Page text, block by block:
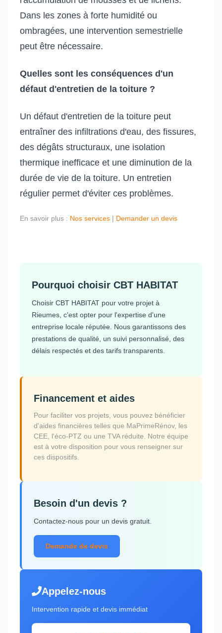
Dans les zones à forte humidité ou
ombragées, une intervention semestrielle
peut être nécessaire.
Quelles sont les conséquences d'un
défaut d'entretien de la toiture ?
Un défaut d'entretien de la toiture peut
entraîner des infiltrations d'eau, des fissures,
des dégâts structuraux, une isolation
thermique inefficace et une diminution de la
durée de vie de la toiture. Un entretien
régulier permet d'éviter ces problèmes.
En savoir plus : Nos services | Demander un devis
Pourquoi choisir CBT HABITAT
Choisir CBT HABITAT pour votre projet à
Rieumes, c'est opter pour l'expertise d'une
entreprise locale réputée. Nous garantissons des
prestations de qualité, un suivi personnalisé, des
délais respectés et des tarifs transparents.
Financement et aides
Pour faciliter vos projets, vous pouvez bénéficier
d'aides financières telles que MaPrimeRénov, les
CEE, l'éco-PTZ ou une TVA réduite. Notre équipe
est à votre disposition pour vous renseigner sur
ces dispositifs.
Besoin d'un devis ?
Contactez-nous pour un devis gratuit.
Demande de devis
Appelez-nous
Intervention rapide et devis immédiat